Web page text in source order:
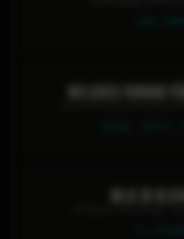
WELCHES FORMAT
BILD ZU